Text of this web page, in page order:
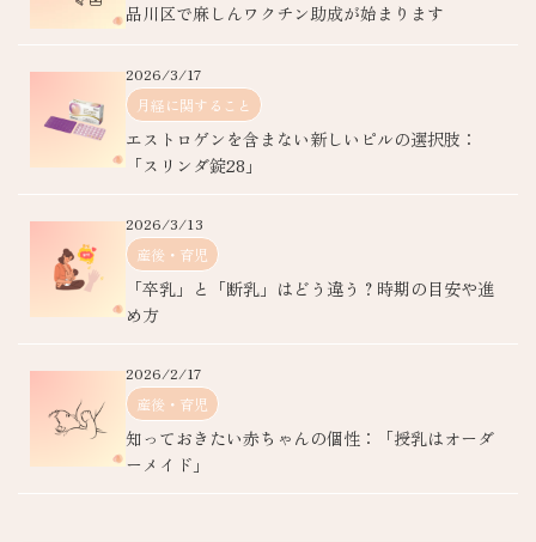
品川区で麻しんワクチン助成が始まります
2026/3/17
月経に関すること
エストロゲンを含まない新しいピルの選択肢：
「スリンダ錠28」
2026/3/13
産後・育児
「卒乳」と「断乳」はどう違う？時期の目安や進
め方
2026/2/17
産後・育児
知っておきたい赤ちゃんの個性：「授乳はオーダ
ーメイド」